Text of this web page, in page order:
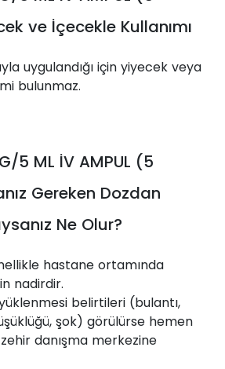
ve İçecekle Kullanımı
uygulandığı için yiyecek veya
bulunmaz.
5 ML İV AMPUL (5
Gereken Dozdan
Ne Olur?
hastane ortamında
nadirdir.
belirtileri (bulantı,
şok) görülürse hemen
danışma merkezine